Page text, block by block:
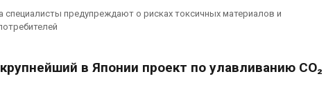
предупреждают о рисках токсичных материалов и
в Японии проект по улавливанию CO₂
ветра
для контроля мусорных
из-за воды и близости